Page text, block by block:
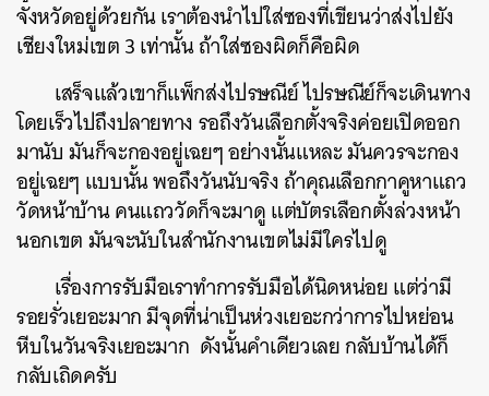
จังหวัดอยู่ด้วยกัน เราต้องนำไปใส่ซองที่เขียนว่าส่งไปยัง
เชียงใหม่เขต 3 เท่านั้น ถ้าใส่ซองผิดก็คือผิด
เสร็จแล้วเขาก็แพ็กส่งไปรษณีย์ ไปรษณีย์ก็จะเดินทาง
โดยเร็วไปถึงปลายทาง รอถึงวันเลือกตั้งจริงค่อยเปิดออก
มานับ มันก็จะกองอยู่เฉยๆ อย่างนั้นแหละ มันควรจะกอง
อยู่เฉยๆ แบบนั้น พอถึงวันนับจริง ถ้าคุณเลือกกาคูหาแถว
วัดหน้าบ้าน คนแถววัดก็จะมาดู แต่บัตรเลือกตั้งล่วงหน้า
นอกเขต มันจะนับในสำนักงานเขตไม่มีใครไปดู
เรื่องการรับมือเราทำการรับมือได้นิดหน่อย แต่ว่ามี
รอยรั่วเยอะมาก มีจุดที่น่าเป็นห่วงเยอะกว่าการไปหย่อน
หีบในวันจริงเยอะมาก ดังนั้นคำเดียวเลย กลับบ้านได้ก็
กลับเถิดครับ